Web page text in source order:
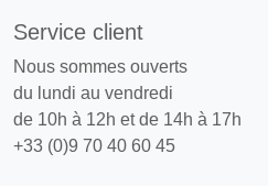
Service client
Nous sommes ouverts
du lundi au vendredi
de 10h à 12h et de 14h à 17h
+33 (0)9 70 40 60 45